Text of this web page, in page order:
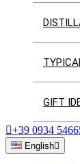
GIFT
+39 0934
English